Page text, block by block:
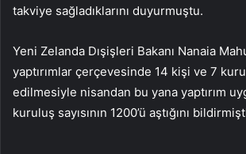
takviye sağladıklarını duyurmuştu.
Yeni Zelanda Dışişleri Bakanı Nanaia
yaptırımlar çerçevesinde 14 kişi ve 7
edilmesiyle nisandan bu yana yaptırım
kuruluş sayısının 1200’ü aştığını